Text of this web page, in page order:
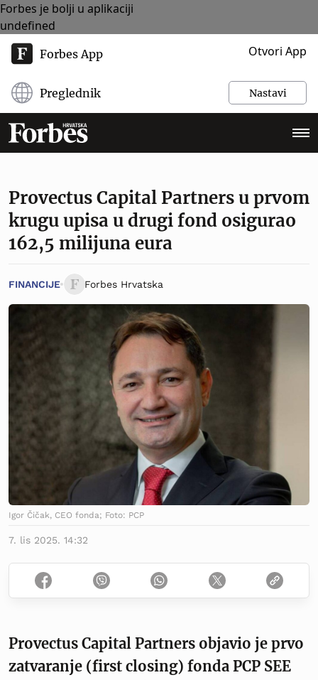
Forbes je bolji u aplikaciji
undefined
Forbes App Otvori App
Preglednik Nastavi
Provectus Capital Partners u prvom
krugu upisa u drugi fond osigurao
162,5 milijuna eura
FINANCIJE Forbes Hrvatska
Igor Čičak, CEO fonda; Foto: PCP
7. lis 2025. 14:32
Provectus Capital Partners objavio je prvo
zatvaranje (first closing) fonda PCP SEE